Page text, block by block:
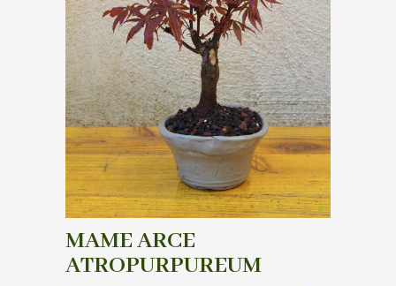
MAME ARCE
ATROPURPUREUM